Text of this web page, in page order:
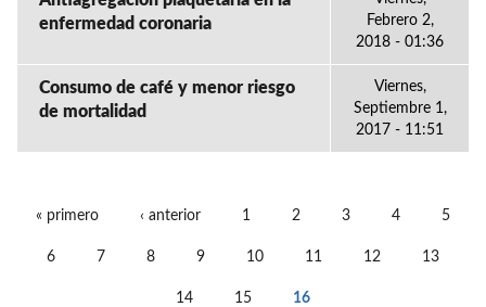
enfermedad coronaria
Febrero 2,
2018 - 01:36
Consumo de café y menor riesgo
de mortalidad
Viernes,
Septiembre 1,
2017 - 11:51
« primero ‹ anterior 1 2 3 4 5
6 7 8 9 10 11 12 13
14 15 16